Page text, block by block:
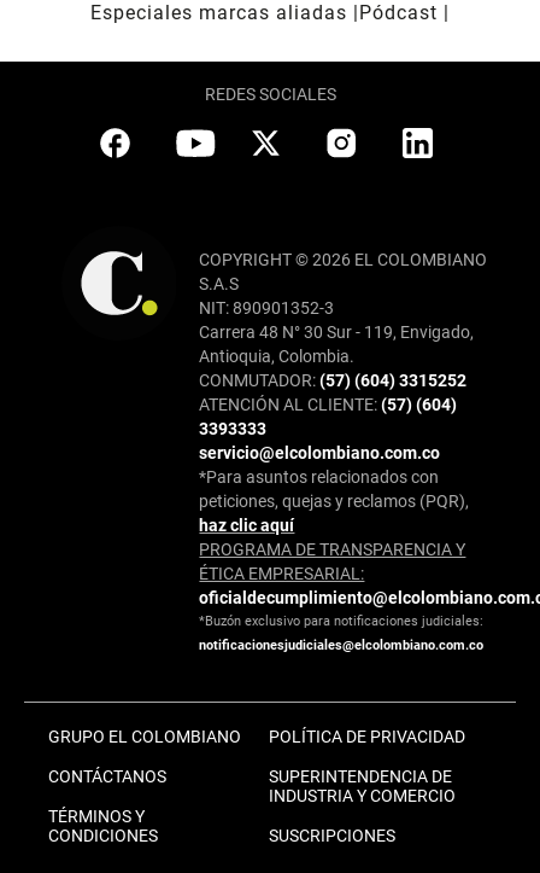
Especiales marcas aliadas
Pódcast
REDES SOCIALES
COPYRIGHT © 2026 EL COLOMBIANO
S.A.S
NIT: 890901352-3
Carrera 48 N° 30 Sur - 119, Envigado,
Antioquia, Colombia.
CONMUTADOR:(57) (604) 3315252
ATENCIÓN AL CLIENTE:(57) (604)
3393333
servicio@elcolombiano.com.co
*Para asuntos relacionados con
peticiones, quejas y reclamos (PQR),
haz clic aquí
PROGRAMA DE TRANSPARENCIA Y
ÉTICA EMPRESARIAL:
*Buzón exclusivo para notificaciones judiciales:
notificacionesjudiciales@elcolombiano.com.co
GRUPO EL COLOMBIANO
CONTÁCTANOS
TÉRMINOS Y
CONDICIONES
POLÍTICA DE PRIVACIDAD
SUPERINTENDENCIA DE
INDUSTRIA Y COMERCIO
SUSCRIPCIONES